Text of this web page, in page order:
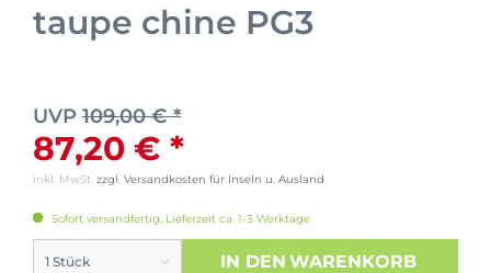
taupe chine PG3
UVP 109,00 € *
87,20 € *
inkl. MwSt. zzgl. Versandkosten für Inseln u. Ausland
Sofort versandfertig, Lieferzeit ca. 1-3 Werktage
IN DEN WARENKORB